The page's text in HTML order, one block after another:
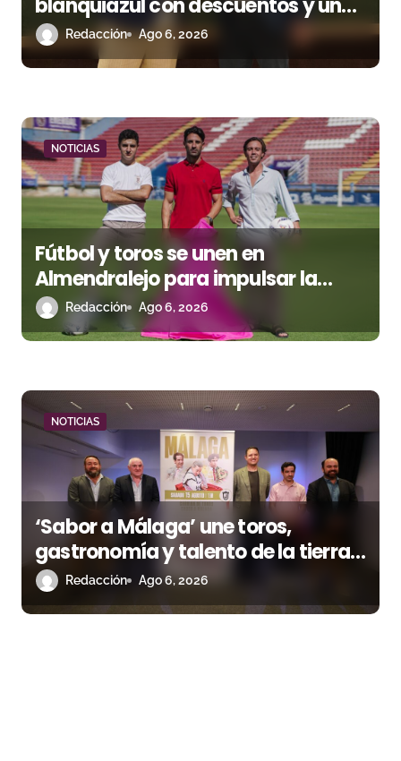
r
d
a
s
blanquiazul con descuentos y una
corrida homenaje al Málaga CF
Redacción Ago 6, 2026
NOTICIAS
Fútbol y toros se unen en
Almendralejo para impulsar la
corrida de la Piedad
Redacción Ago 6, 2026
NOTICIAS
‘Sabor a Málaga’ une toros,
gastronomía y talento de la tierra
en La Malagueta
Redacción Ago 6, 2026